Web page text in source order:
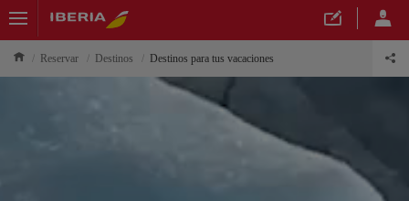
Reservar Destinos Destinos para tus vacaciones